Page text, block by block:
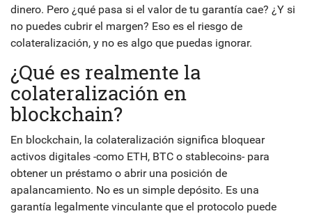
dinero. Pero ¿qué pasa si el valor de tu garantía cae? ¿Y si
no puedes cubrir el margen? Eso es el riesgo de
colateralización, y no es algo que puedas ignorar.
¿Qué es realmente la
colateralización en
blockchain?
En blockchain, la colateralización significa bloquear
activos digitales -como ETH, BTC o stablecoins- para
obtener un préstamo o abrir una posición de
apalancamiento. No es un simple depósito. Es una
garantía legalmente vinculante que el protocolo puede